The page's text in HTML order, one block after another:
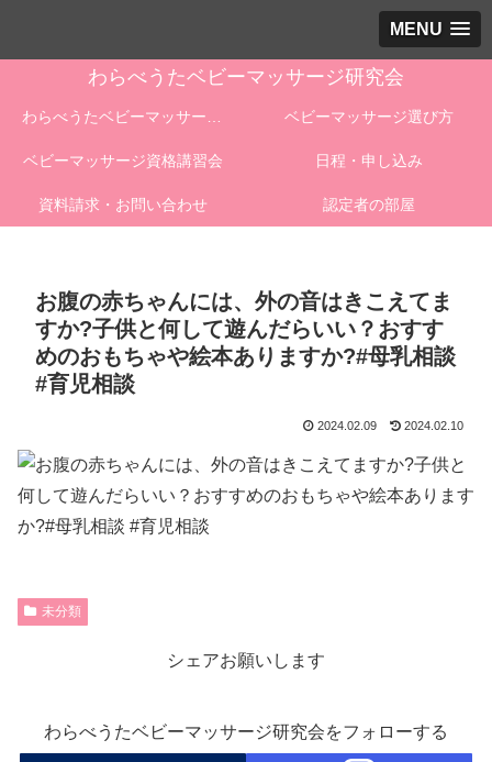
MENU
わらべうたベビーマッサージ研究会
ベビーマッサージ選び方
ベビーマッサージ資格講習会 日程・申し込み
資料請求・お問い合わせ 認定者の部屋
お腹の赤ちゃんには、外の音はきこえてま
すか?子供と何して遊んだらいい？おすす
めのおもちゃや絵本ありますか?#母乳相談
#育児相談
2024.02.09 2024.02.10
未分類
シェアお願いします
わらべうたベビーマッサージ研究会をフォローする